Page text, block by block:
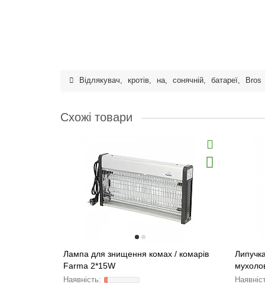
Відлякувач, кротів, на, сонячній, батареї, Bros
Схожі товари
Лампа для знищення комах / комарів
Farma 2*15W